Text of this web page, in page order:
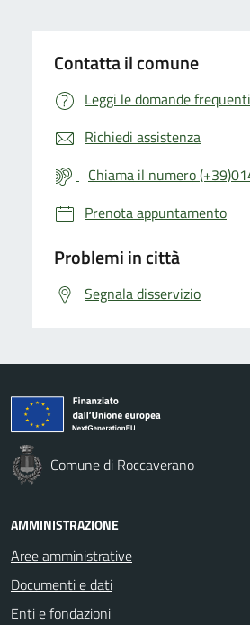
Contatta il comune
Leggi le domande frequenti
Richiedi assistenza
Chiama il numero
Prenota appuntamento
Problemi in città
Segnala disservizio
Comune di Roccaverano
AMMINISTRAZIONE
Aree amministrative
Documenti e dati
Enti e fondazioni